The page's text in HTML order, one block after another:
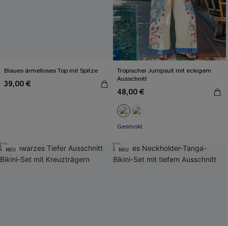
Blaues ärmelloses Top mit Spitze
39,00 €
Tropischer Jumpsuit mit eckigem
Ausschnitt
48,00 €
Gesmokt
NEU NEU